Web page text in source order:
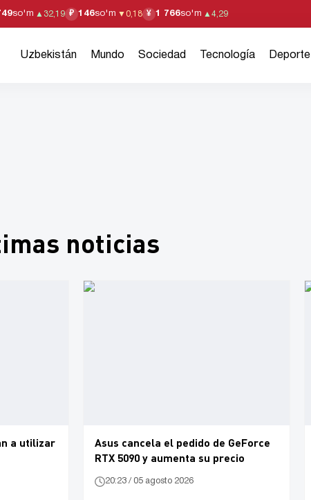
so'm ▲ 32,19 ₽ 146so'm ▼ 0,18 ¥ 1 766so'm ▲ 4,29
Uzbekistán Mundo Sociedad Tecnología Deporte
noticias
a utilizar
Asus cancela el pedido de GeForce
RTX 5090 y aumenta su precio
20:23 / 05 agosto 2026